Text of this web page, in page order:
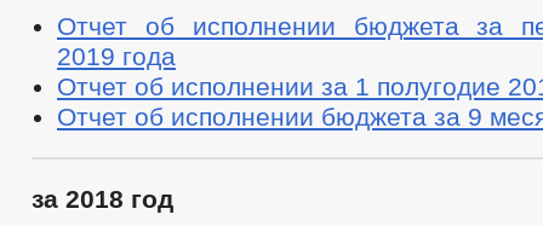
Отчет об исполнении бюджета за
2019 года
Отчет об исполнении за 1 полугодие
Отчет об исполнении бюджета за 9
за 2018 год